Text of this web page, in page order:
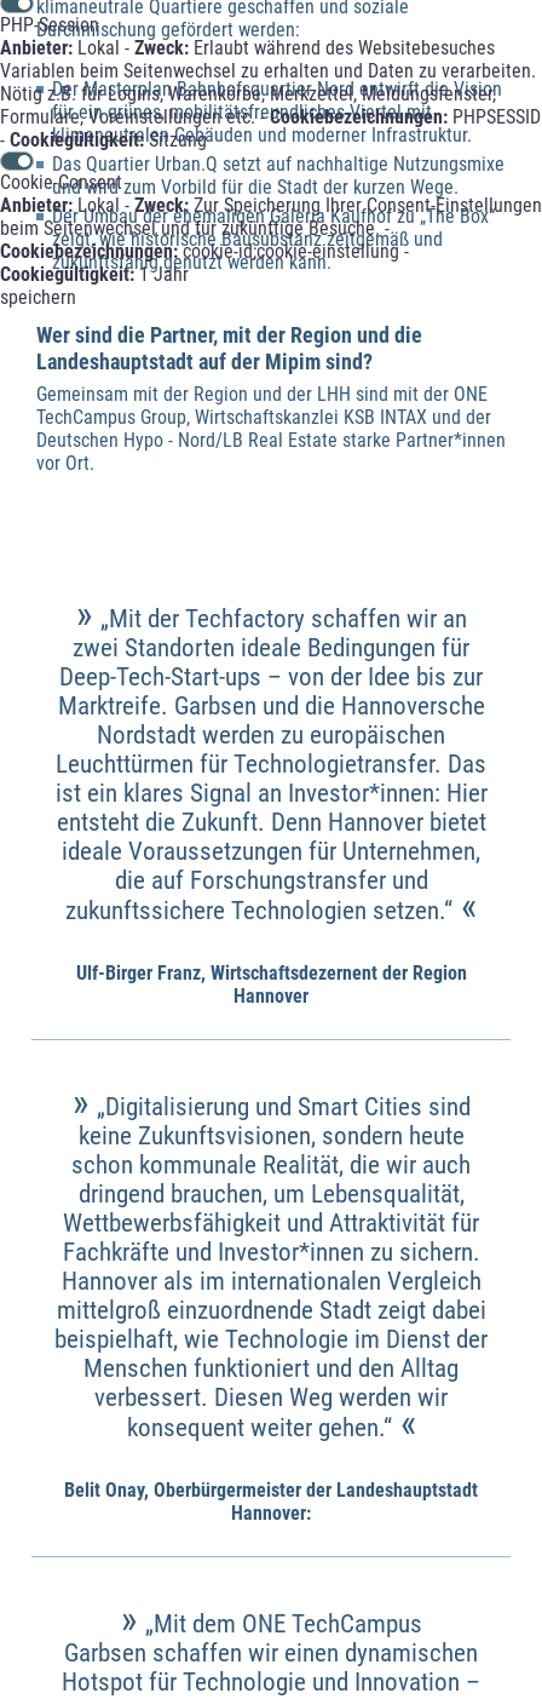
PHP-Session
Anbieter: Lokal - Zweck: Erlaubt während des Websitebesuches
Variablen beim Seitenwechsel zu erhalten und Daten zu verarbeiten.
Nötig z.B. für Logins, Warenkörbe, Merkzettel, Meldungsfenster,
Formulare, Voreinstellungen etc. -Cookiebezeichnungen: PHPSESSID
- Cookiegültigkeit:Sitzung
Cookie-Consent
Anbieter: Lokal - Zweck: Zur Speicherung Ihrer Consent-Einstellungen
beim Seitenwechsel und für zukünftige Besuche. -
Cookiebezeichnungen:cookie-id;cookie-einstellung -
Cookiegültigkeit:1 Jahr
speichern
klimaneutrale Quartiere geschaffen und soziale
Durchmischung gefördert werden:
Der Masterplan Bahnhofsquartier Nord entwirft die Vision
für ein grünes, mobilitätsfreundliches Viertel mit
klimaneutralen Gebäuden und moderner Infrastruktur.
Das Quartier Urban.Q setzt auf nachhaltige Nutzungsmixe
und wird zum Vorbild für die Stadt der kurzen Wege.
Der Umbau der ehemaligen Galeria Kaufhof zu „The Box“
zeigt, wie historische Bausubstanz zeitgemäß und
zukunftsfähig genutzt werden kann.
Wer sind die Partner, mit der Region und die
Landeshauptstadt auf der Mipim sind?
Gemeinsam mit der Region und der LHH sind mit der ONE
TechCampus Group, Wirtschaftskanzlei KSB INTAX und der
Deutschen Hypo - Nord/LB Real Estate starke Partner*innen
vor Ort.
» „Mit der Techfactory schaffen wir an
zwei Standorten ideale Bedingungen für
Deep-Tech-Start-ups – von der Idee bis zur
Marktreife. Garbsen und die Hannoversche
Nordstadt werden zu europäischen
Leuchttürmen für Technologietransfer. Das
ist ein klares Signal an Investor*innen: Hier
entsteht die Zukunft. Denn Hannover bietet
ideale Voraussetzungen für Unternehmen,
die auf Forschungstransfer und
zukunftssichere Technologien setzen.“ «
Ulf-Birger Franz, Wirtschaftsdezernent der Region
Hannover
» „Digitalisierung und Smart Cities sind
keine Zukunftsvisionen, sondern heute
schon kommunale Realität, die wir auch
dringend brauchen, um Lebensqualität,
Wettbewerbsfähigkeit und Attraktivität für
Fachkräfte und Investor*innen zu sichern.
Hannover als im internationalen Vergleich
mittelgroß einzuordnende Stadt zeigt dabei
beispielhaft, wie Technologie im Dienst der
Menschen funktioniert und den Alltag
verbessert. Diesen Weg werden wir
konsequent weiter gehen.“«
Belit Onay, Oberbürgermeister der Landeshauptstadt
Hannover:
» „Mit dem ONE TechCampus
Garbsen schaffen wir einen dynamischen
Hotspot für Technologie und Innovation –